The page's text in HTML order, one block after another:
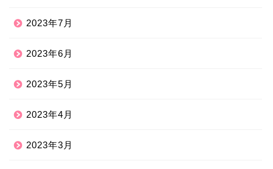
2023年7月
2023年6月
2023年5月
2023年4月
2023年3月